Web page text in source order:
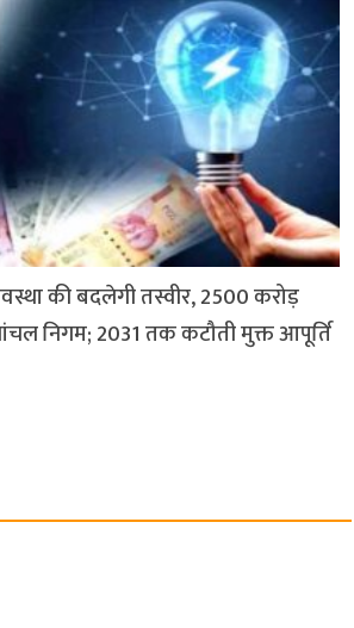
की बदलेगी तस्वीर, 2500 करोड़
निगम; 2031 तक कटौती मुक्त आपूर्ति